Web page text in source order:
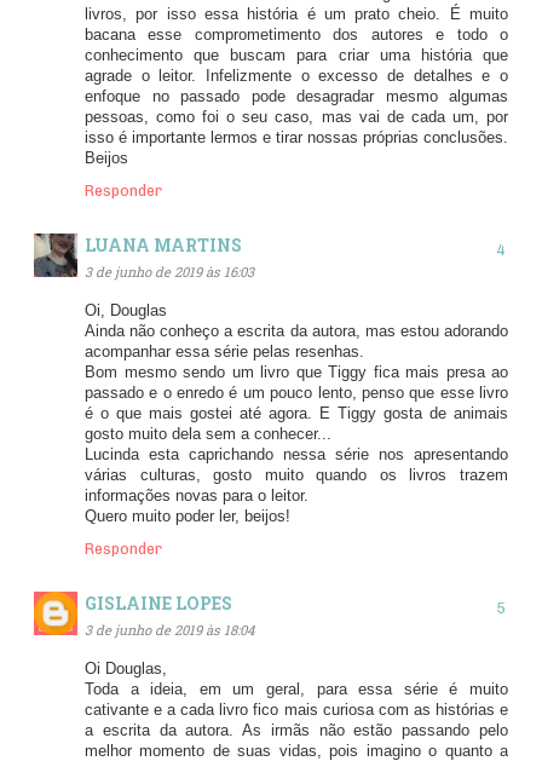
livros, por isso essa história é um prato cheio. É muito
bacana esse comprometimento dos autores e todo o
conhecimento que buscam para criar uma história que
agrade o leitor. Infelizmente o excesso de detalhes e o
enfoque no passado pode desagradar mesmo algumas
pessoas, como foi o seu caso, mas vai de cada um, por
isso é importante lermos e tirar nossas próprias conclusões.
Beijos
Responder
LUANA MARTINS
3 de junho de 2019 às 16:03
Oi, Douglas
Ainda não conheço a escrita da autora, mas estou adorando
acompanhar essa série pelas resenhas.
Bom mesmo sendo um livro que Tiggy fica mais presa ao
passado e o enredo é um pouco lento, penso que esse livro
é o que mais gostei até agora. E Tiggy gosta de animais
gosto muito dela sem a conhecer...
Lucinda esta caprichando nessa série nos apresentando
várias culturas, gosto muito quando os livros trazem
informações novas para o leitor.
Quero muito poder ler, beijos!
Responder
GISLAINE LOPES
3 de junho de 2019 às 18:04
Oi Douglas,
Toda a ideia, em um geral, para essa série é muito
cativante e a cada livro fico mais curiosa com as histórias e
a escrita da autora. As irmãs não estão passando pelo
melhor momento de suas vidas, pois imagino o quanto a